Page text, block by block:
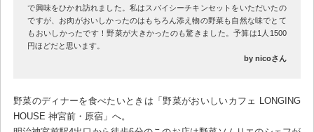
で興味をひかれ訪れました。私はスパイシーチキンセットをいただいたの
ですが、お肉がおいしかったのはもちろん添え物の野菜も自然な味でとて
もおいしかったです！野菜が大きかったのも驚きました。予算は1人1500
円ほどだと思います。
by nicoさん
野菜のディナーを食べたいときは「野菜がおいしいカフェ LONGING
HOUSE 神宮前・原宿」へ。